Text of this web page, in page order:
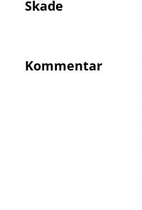
Skade
Kommentar